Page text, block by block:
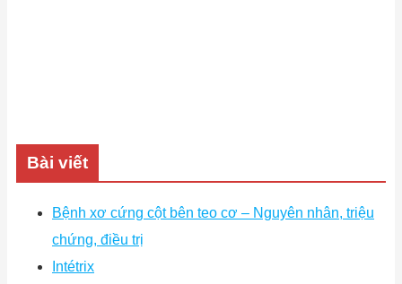
Bài viết
Bệnh xơ cứng cột bên teo cơ – Nguyên nhân, triệu
chứng, điều trị
Intétrix